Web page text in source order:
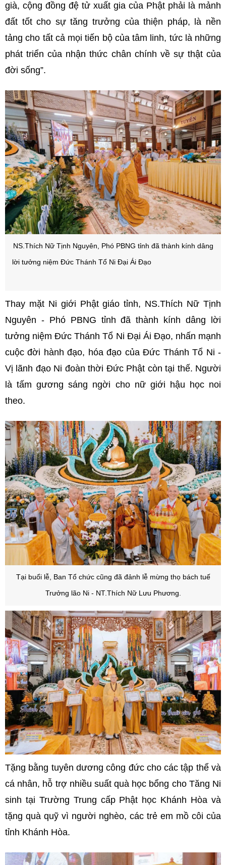
già, cộng đồng đệ tử xuất gia của Phật phải là mảnh
đất tốt cho sự tăng trưởng của thiện pháp, là nền
tảng cho tất cả mọi tiến bộ của tâm linh, tức là những
phát triển của nhận thức chân chính về sự thật của
đời sống”.
NS.Thích Nữ Tịnh Nguyên, Phó PBNG tỉnh đã thành kính dâng
lời tưởng niệm Đức Thánh Tổ Ni Đại Ái Đạo
Thay mặt Ni giới Phật giáo tỉnh, NS.Thích Nữ Tịnh
Nguyên - Phó PBNG tỉnh đã thành kính dâng lời
tưởng niệm Đức Thánh Tổ Ni Đại Ái Đạo, nhấn mạnh
cuộc đời hành đạo, hóa đạo của Đức Thánh Tổ Ni -
Vị lãnh đạo Ni đoàn thời Đức Phật còn tại thế. Người
là tấm gương sáng ngời cho nữ giới hậu học noi
theo.
Tại buổi lễ, Ban Tổ chức cũng đã đảnh lễ mừng thọ bách tuế
Trưởng lão Ni - NT.Thích Nữ Lưu Phương.
Tặng bằng tuyên dương công đức cho các tập thể và
cá nhân, hỗ trợ nhiều suất quà học bổng cho Tăng Ni
sinh tại Trường Trung cấp Phật học Khánh Hòa và
tặng quà quỹ vì người nghèo, các trẻ em mồ côi của
tỉnh Khánh Hòa.